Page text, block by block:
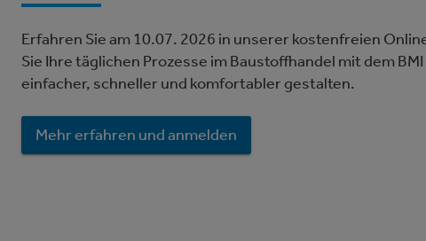
Erfahren Sie am 10.07. 2026 in unserer kostenfreien
Sie Ihre täglichen Prozesse im Baustoffhandel mit dem
einfacher, schneller und komfortabler gestalten.
Mehr erfahren und anmelden